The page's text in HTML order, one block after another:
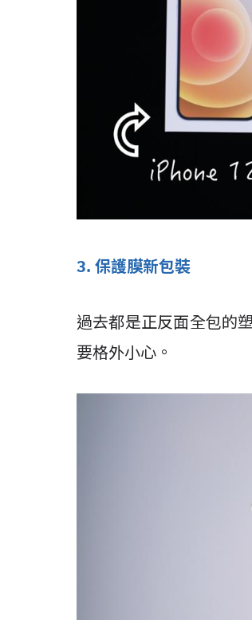
3. 保護膜新包裝
過去都是正反面全包的
要格外小心。